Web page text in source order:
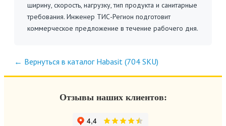
ширину, скорость, нагрузку, тип продукта и санитарные
требования. Инженер ТИС-Регион подготовит
коммерческое предложение в течение рабочего дня.
← Вернуться в каталог Habasit (704 SKU)
Отзывы наших клиентов: